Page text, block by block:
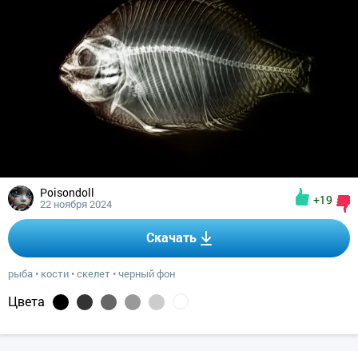
Poisondoll
22 ноября 2024 +19
Скачать
рыба • кости •скелет •черный фон
Цвета